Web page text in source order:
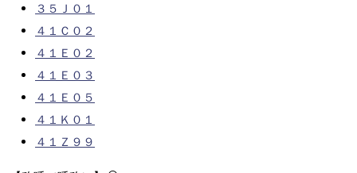
３５Ｊ０１
４１Ｃ０２
４１Ｅ０２
４１Ｅ０３
４１Ｅ０５
４１Ｋ０１
４１Ｚ９９